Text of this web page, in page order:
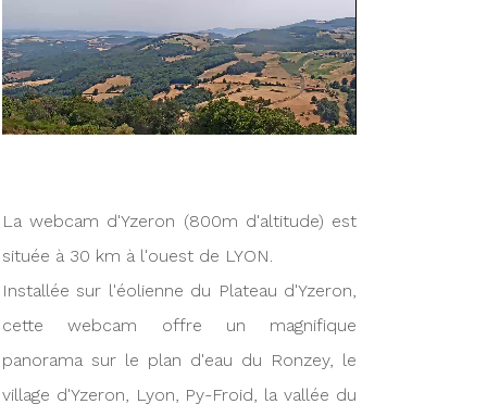
La webcam d'Yzeron (800m d'altitude) est
située à 30 km à l'ouest de LYON.
Installée sur l'éolienne du Plateau d'Yzeron,
cette webcam offre un magnifique
panorama sur le plan d'eau du Ronzey, le
village d'Yzeron, Lyon, Py-Froid, la vallée du